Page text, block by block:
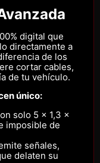
digital que
directamente a
de los
cortar cables,
de tu vehículo.
único:
solo 5 × 1,3 ×
imposible de
señales,
delaten su